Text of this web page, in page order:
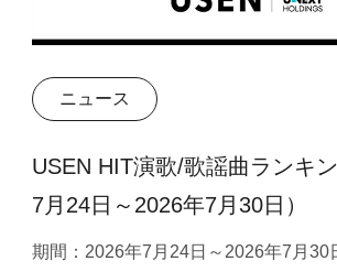
ニュース
USEN HIT演歌/歌謡曲ランキ
7月24日～2026年7月30日）
期間：2026年7月24日～2026年7月30